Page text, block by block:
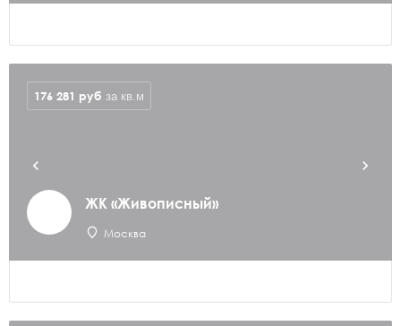
ЖК «Живописный»
Москва
176 281 руб за кв.м